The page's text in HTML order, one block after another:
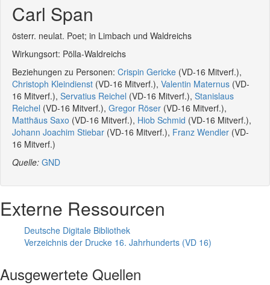
Carl Span
österr. neulat. Poet; in Limbach und Waldreichs
Wirkungsort: Pölla-Waldreichs
Beziehungen zu Personen: Crispin Gericke (VD-16 Mitverf.),
Christoph Kleindienst (VD-16 Mitverf.), Valentin Maternus (VD-
16 Mitverf.), Servatius Reichel (VD-16 Mitverf.), Stanislaus
Reichel (VD-16 Mitverf.), Gregor Röser (VD-16 Mitverf.),
Matthäus Saxo (VD-16 Mitverf.), Hiob Schmid (VD-16 Mitverf.),
Johann Joachim Stiebar (VD-16 Mitverf.), Franz Wendler (VD-
16 Mitverf.)
Quelle: GND
Externe Ressourcen
Deutsche Digitale Bibliothek
Verzeichnis der Drucke 16. Jahrhunderts (VD 16)
Ausgewertete Quellen